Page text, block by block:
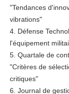
"Tendances
vibrations"
4. Défense
l'équipement
5. Quartale de
"Critères de
critiques"
6. Journal de